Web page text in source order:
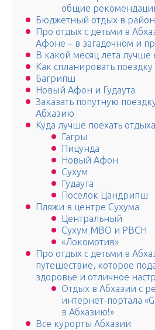
общие
Бюджетный отдых в
Про отдых с детьми в
Афоне – в загадочном и
В какой месяц лета лучше
Как спланировать
Багрипш
Новый Афон и Гудаута
Заказать попутную
Абхазию
Куда лучше поехать
Гагры
Пицунда
Новый Афон
Сухум
Гудаута
Поселок Цандрипш
Пляжи в центре Сухума
Центральный
Сухум МВО и РВСН
«Локомотив»
Про отдых с детьми в
путешествие, которое
здоровье и отличное
Отдых в Абхазии с
интернет-портала
в Абхазию!»
Все курорты Абхазии